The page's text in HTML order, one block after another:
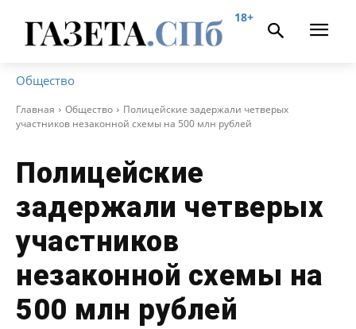
18+
Общество
Главная Общество
Полицейские задержали четверых
участников незаконной схемы на 500 млн рублей
Полицейские
задержали четверых
участников
незаконной схемы на
500 млн рублей